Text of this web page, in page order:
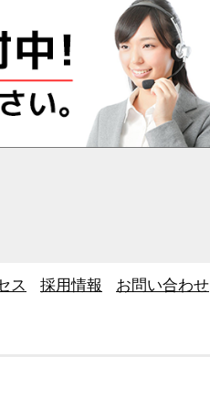
ス 採用情報 お問い合わせ